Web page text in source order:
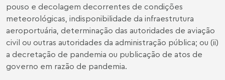
pouso e decolagem decorrentes de condições
meteorológicas, indisponibilidade da infraestrutura
aeroportuária, determinação das autoridades de aviação
civil ou outras autoridades da administração pública; ou (ii)
a decretação de pandemia ou publicação de atos de
governo em razão de pandemia.